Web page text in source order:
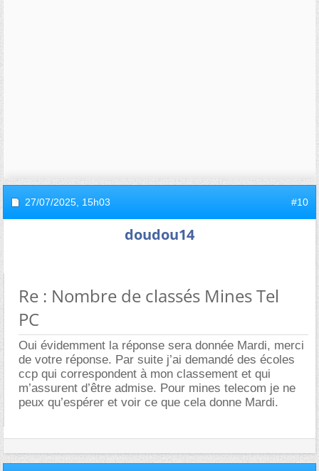
27/07/2025, 15h03 #10
doudou14
Re : Nombre de classés Mines Tel
PC
Oui évidemment la réponse sera donnée Mardi, merci
de votre réponse. Par suite j’ai demandé des écoles
ccp qui correspondent à mon classement et qui
m’assurent d’être admise. Pour mines telecom je ne
peux qu’espérer et voir ce que cela donne Mardi.